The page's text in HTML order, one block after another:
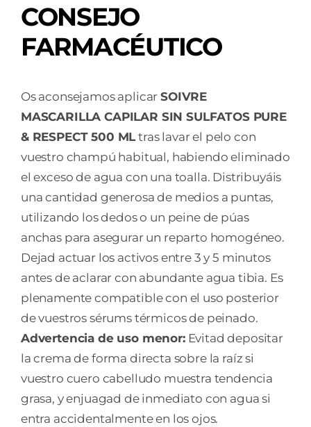
CONSEJO
FARMACÉUTICO
Os aconsejamos aplicarSOIVRE
MASCARILLA CAPILAR SIN SULFATOS PURE
& RESPECT 500 ML tras lavar el pelo con
vuestro champú habitual, habiendo eliminado
el exceso de agua con una toalla. Distribuyáis
una cantidad generosa de medios a puntas,
utilizando los dedos o un peine de púas
anchas para asegurar un reparto homogéneo.
Dejad actuar los activos entre 3 y 5 minutos
antes de aclarar con abundante agua tibia. Es
plenamente compatible con el uso posterior
de vuestros sérums térmicos de peinado.
Advertencia de uso menor:Evitad depositar
la crema de forma directa sobre la raíz si
vuestro cuero cabelludo muestra tendencia
grasa, y enjuagad de inmediato con agua si
entra accidentalmente en los ojos.